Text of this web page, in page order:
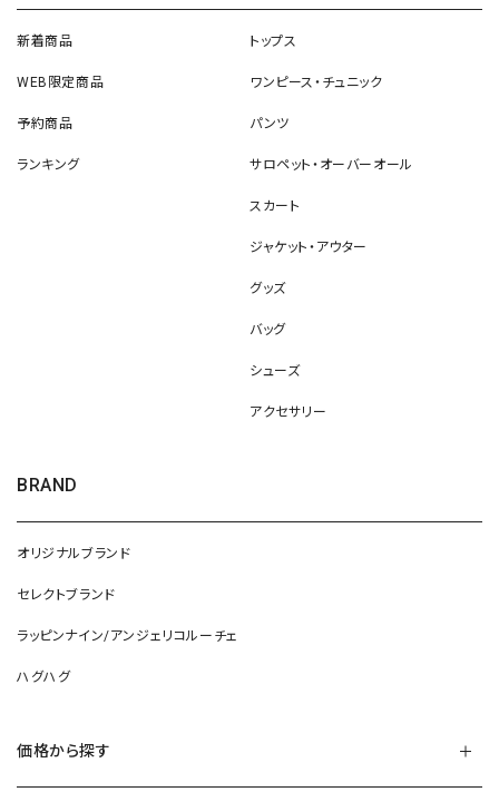
新着商品
WEB限定商品
予約商品
ランキング
トップス
ワンピース・チュニック
パンツ
サロペット・オーバーオール
スカート
ジャケット・アウター
グッズ
バッグ
シューズ
アクセサリー
BRAND
オリジナルブランド
セレクトブランド
ラッピンナイン/アンジェリコルーチェ
ハグハグ
価格から探す